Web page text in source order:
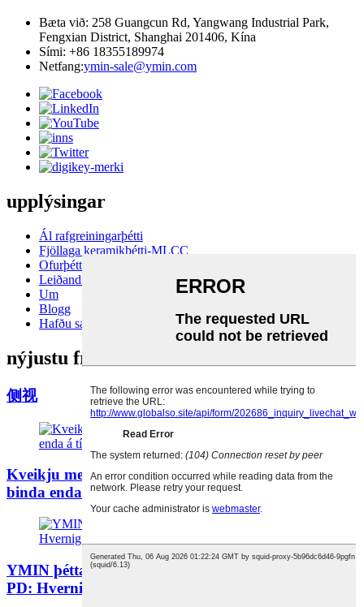
Bæta við: 258 Guangcun Rd, Yangwang Industrial Park,
Fengxian District, Shanghai 201406, Kína
Sími: +86 18355189974
Netfang:ymin-sale@ymin.com
upplýsingar
Ál rafgreiningarþétti
Fjöllaga keramikþétti-MLCC
Ofurþéttar (EDLC)
Leiðandi tantalþétti
Um
Blogg
Hafðu samband
nýjustu fréttir
侧视
Kveikju með einni snertingu! YMIN ofurþéttar
binda enda á tíma þungavinnu ...
YMIN þéttar: „Ósýnilega hjartað“ í hraðhleðslu
PD: Hvernig...